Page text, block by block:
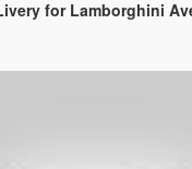
for Lamborghini